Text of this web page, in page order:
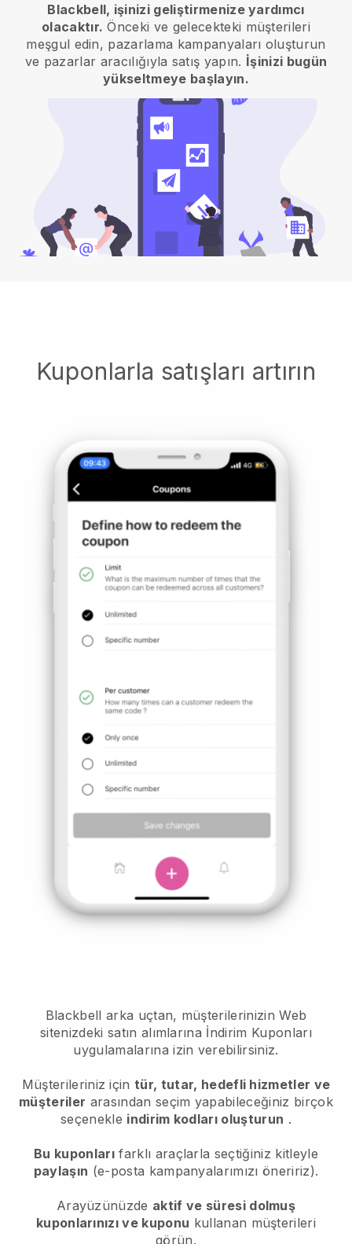
Blackbell, işinizi geliştirmenize yardımcı
olacaktır. Önceki ve gelecekteki müşterileri
meşgul edin, pazarlama kampanyaları oluşturun
ve pazarlar aracılığıyla satış yapın. İşinizi bugün
yükseltmeye başlayın.
Kuponlarla satışları artırın
Blackbell arka uçtan, müşterilerinizin Web
sitenizdeki satın alımlarına İndirim Kuponları
uygulamalarına izin verebilirsiniz.
Müşterileriniz içintür, tutar, hedefli hizmetler ve
müşteriler arasından seçim yapabileceğiniz birçok
seçenekle indirim kodları oluşturun .
Bu kuponları farklı araçlarla seçtiğiniz kitleyle
paylaşın (e-posta kampanyalarımızı öneririz).
Arayüzünüzde aktif ve süresi dolmuş
kuponlarınızı ve kuponu kullanan müşterileri
görün.